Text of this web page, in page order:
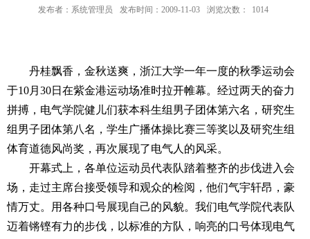
发布者：系统管理员 发布时间：2009-11-03 浏览次数： 1014
丹桂飘香，金秋送爽，浙江大学一年一度的秋季运动会
于10月30日在紫金港运动场准时拉开帷幕。经过两天的奋力
拼搏，电气学院健儿们获本科生组男子团体第六名，研究生
组男子团体第八名，学生广播体操比赛三等奖以及研究生组
体育道德风尚奖，再次展现了电气人的风采。
开幕式上，各单位运动员代表队踏着整齐的步伐进入会
场，走过主席台接受领导和观众的检阅，他们气宇轩昂，豪
情万丈。用各种口号展现自己的风貌。我们电气学院代表队
迈着锵铿有力的步伐，以标准的方队，响亮的口号体现电气